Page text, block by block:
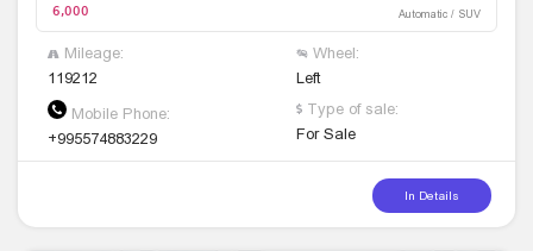
6,000 Automatic / SUV
Mileage:
119212
Wheel:
Left
Mobile Phone:
+995574883229
Type of sale:
For Sale
In Details